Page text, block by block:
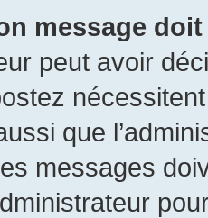
message
peut avoir
que
messages